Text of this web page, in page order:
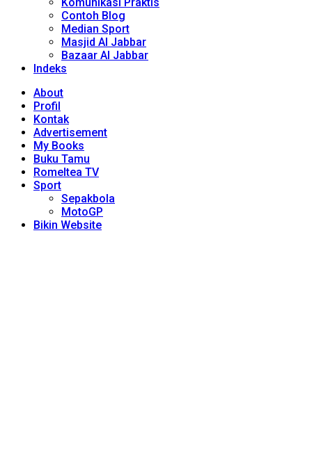
Contoh Blog
Median Sport
Masjid Al Jabbar
Bazaar Al Jabbar
Indeks
About
Profil
Kontak
Advertisement
My Books
Buku Tamu
Romeltea TV
Sport
Sepakbola
MotoGP
Bikin Website